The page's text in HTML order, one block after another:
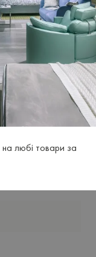
на любі товари за